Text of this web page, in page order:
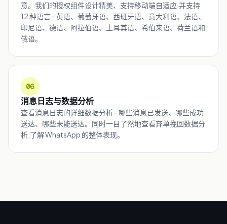
意。我们的授权组件设计精美、支持移动端自适应,并支持
12 种语言 - 英语、葡萄牙语、西班牙语、意大利语、法语、
印尼语、德语、阿拉伯语、土耳其语、希伯来语、荷兰语和
俄语。
06
消息日志与数据分析
查看消息日志的详细数据分析 - 哪些消息已发送、哪些成功
送达、哪些未能送达。同时一目了然地查看弃单挽回数据分
析,了解 WhatsApp 的整体表现。